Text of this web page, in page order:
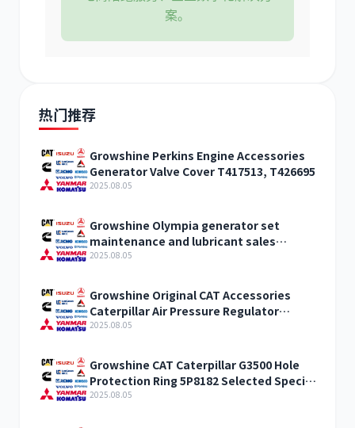
案。
热门推荐
Growshine Perkins Engine Accessories
Generator Valve Cover T417513, T426695
2025.08.05
Growshine Olympia generator set
maintenance and lubricant sales
T403061
2025.08.05
Growshine Original CAT Accessories
Caterpillar Air Pressure Regulator
Assembly 3301843 Parameter
2025.08.05
Growshine CAT Caterpillar G3500 Hole
Protection Ring 5P8182 Selected Special
Offers
2025.08.05